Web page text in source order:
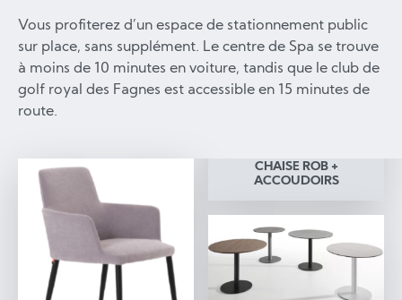
Vous profiterez d’un espace de stationnement public
sur place, sans supplément. Le centre de Spa se trouve
à moins de 10 minutes en voiture, tandis que le club de
golf royal des Fagnes est accessible en 15 minutes de
route.
CHAISE ROB +
ACCOUDOIRS